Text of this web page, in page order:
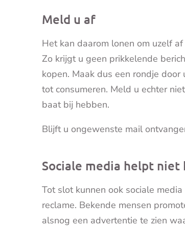
Meld u af
Het kan daarom lonen om uzelf
Zo krijgt u geen prikkelende
kopen. Maak dus een rondje
tot consumeren. Meld u echter
baat bij hebben.
Blijft u ongewenste mail
Sociale media helpt niet
Tot slot kunnen ook sociale
reclame. Bekende mensen
alsnog een advertentie te zien